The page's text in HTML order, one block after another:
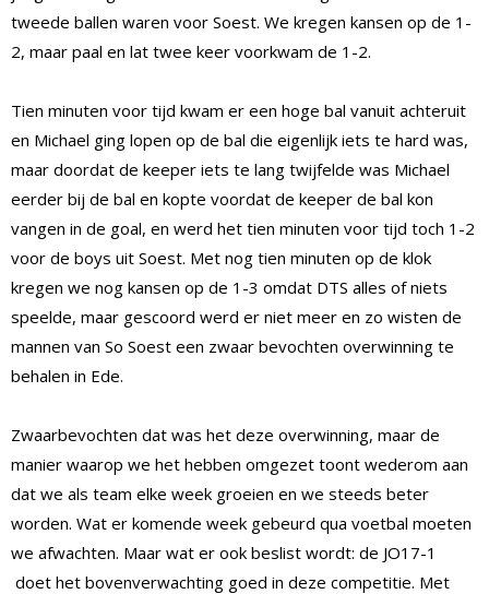
tweede ballen waren voor Soest. We kregen kansen op de 1-
2, maar paal en lat twee keer voorkwam de 1-2.
Tien minuten voor tijd kwam er een hoge bal vanuit achteruit
en Michael ging lopen op de bal die eigenlijk iets te hard was,
maar doordat de keeper iets te lang twijfelde was Michael
eerder bij de bal en kopte voordat de keeper de bal kon
vangen in de goal, en werd het tien minuten voor tijd toch 1-2
voor de boys uit Soest. Met nog tien minuten op de klok
kregen we nog kansen op de 1-3 omdat DTS alles of niets
speelde, maar gescoord werd er niet meer en zo wisten de
mannen van So Soest een zwaar bevochten overwinning te
behalen in Ede.
Zwaarbevochten dat was het deze overwinning, maar de
manier waarop we het hebben omgezet toont wederom aan
dat we als team elke week groeien en we steeds beter
worden. Wat er komende week gebeurd qua voetbal moeten
we afwachten. Maar wat er ook beslist wordt: de JO17-1
doet het bovenverwachting goed in deze competitie. Met